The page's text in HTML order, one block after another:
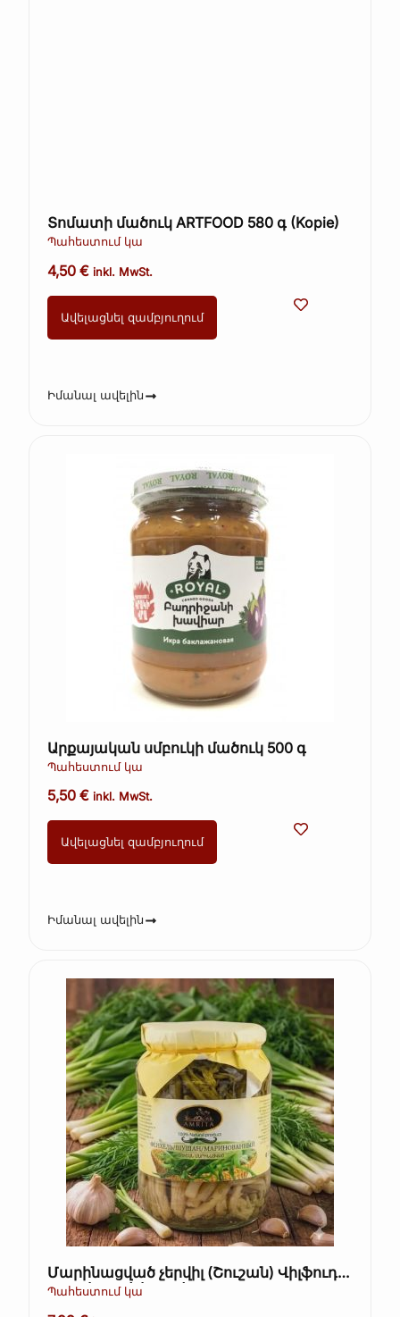
Տոմատի մածուկ ARTFOOD 580 գ (Kopie)
Պահեստում կա
4,50€ inkl. MwSt.
Ավելացնել զամբյուղում
Իմանալ ավելին
Արքայական սմբուկի մածուկ 500 գ
Պահեստում կա
5,50€ inkl. MwSt.
Ավելացնել զամբյուղում
Իմանալ ավելին
Մարինացված չերվիլ (Շուշան) Վիլֆուդ
705գ (Kopie) (Kopie)
Պահեստում կա